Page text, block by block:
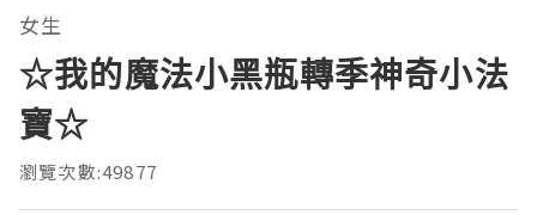
女生
☆我的魔法小黑瓶轉季神奇小法
寶☆
瀏覽次數:49877